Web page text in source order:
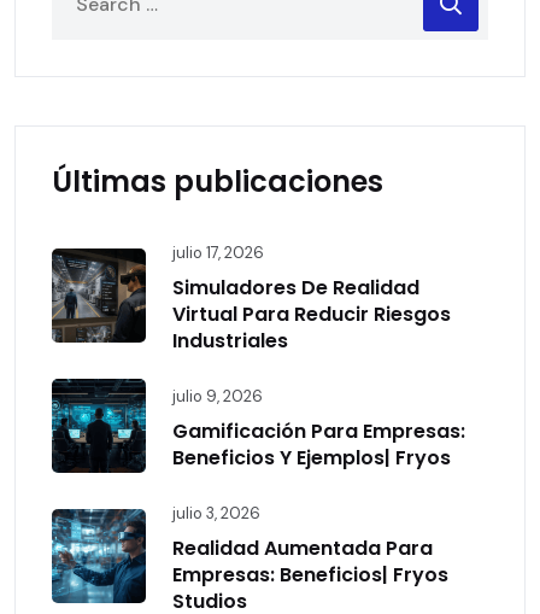
Últimas publicaciones
julio 17, 2026
Simuladores De Realidad
Virtual Para Reducir Riesgos
Industriales
julio 9, 2026
Gamificación Para Empresas:
Beneficios Y Ejemplos| Fryos
julio 3, 2026
Realidad Aumentada Para
Empresas: Beneficios| Fryos
Studios